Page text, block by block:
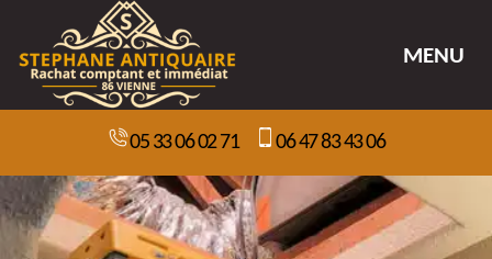
MENU
05 33 06 02 71 06 47 83 43 06